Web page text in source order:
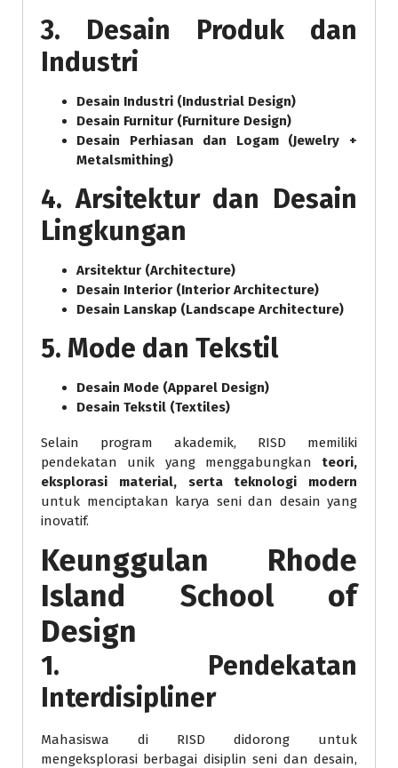
3. Desain Produk dan
Industri
Desain Industri (Industrial Design)
Desain Furnitur (Furniture Design)
Desain Perhiasan dan Logam (Jewelry +
Metalsmithing)
4. Arsitektur dan Desain
Lingkungan
Arsitektur (Architecture)
Desain Interior (Interior Architecture)
Desain Lanskap (Landscape Architecture)
5. Mode dan Tekstil
Desain Mode (Apparel Design)
Desain Tekstil (Textiles)
Selain program akademik, RISD memiliki
pendekatan unik yang menggabungkan teori,
eksplorasi material, serta teknologi modern
untuk menciptakan karya seni dan desain yang
inovatif.
Keunggulan Rhode
Island School of
Design
1. Pendekatan
Interdisipliner
Mahasiswa di RISD didorong untuk
mengeksplorasi berbagai disiplin seni dan desain,